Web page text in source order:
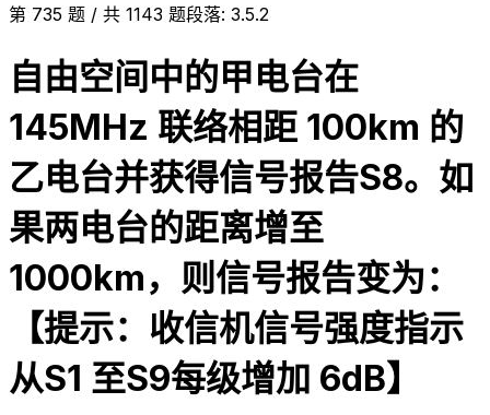
第 735 题 / 共 1143 题段落: 3.5.2
自由空间中的甲电台在
145MHz 联络相距 100km 的
乙电台并获得信号报告S8。如
果两电台的距离增至
1000km，则信号报告变为：
【提示：收信机信号强度指示
从S1 至S9每级增加 6dB】